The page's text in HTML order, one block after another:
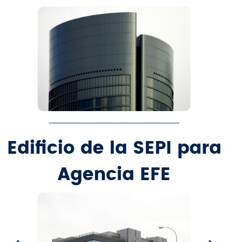
Edificio de la SEPI para
Agencia EFE​